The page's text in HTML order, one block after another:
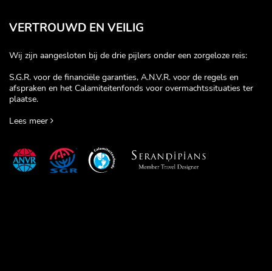
VERTROUWD EN VEILIG
Wij zijn aangesloten bij de drie pijlers onder een zorgeloze reis:
S.G.R. voor de financiële garanties, A.N.V.R. voor de regels en
afspraken en het Calamiteitenfonds voor overmachtssituaties ter
plaatse.
Lees meer